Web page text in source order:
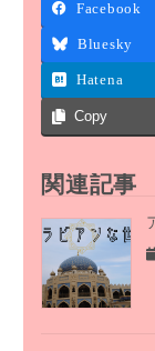
Facebook
Bluesky
Hatena
Copy
関連記事